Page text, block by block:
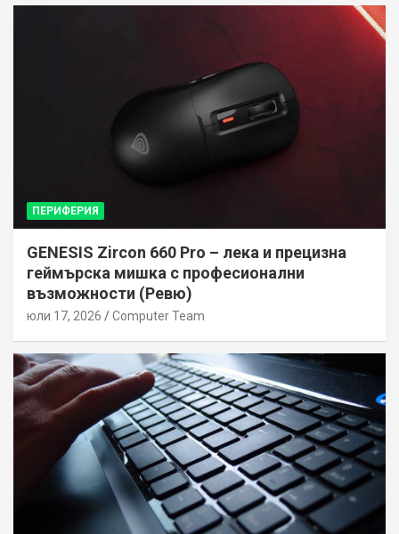
ПЕРИФЕРИЯ
GENESIS Zircon 660 Pro – лека и прецизна
геймърска мишка с професионални
възможности (Ревю)
юли 17, 2026 Computer Team